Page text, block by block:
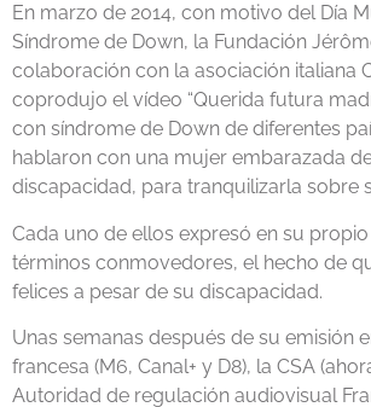
En marzo de 2014, con motivo del Día
Síndrome de Down, la Fundación
colaboración con la asociación italiana
coprodujo el vídeo “Querida futura
con síndrome de Down de diferentes
hablaron con una mujer embarazada
discapacidad, para tranquilizarla sobre
Cada uno de ellos expresó en su
términos conmovedores, el hecho de
felices a pesar de su discapacidad.
Unas semanas después de su emisión
francesa (M6, Canal+ y D8), la CSA
Autoridad de regulación audiovisual